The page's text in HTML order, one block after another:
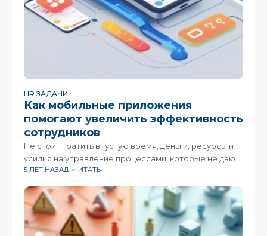
HR ЗАДАЧИ
Как мобильные приложения
помогают увеличить эффективность
сотрудников
Не стоит тратить впустую время, деньги, ресурсы и
усилия на управление процессами, которые не дают
ожидаемого возврата вложений. Вот аспекты,
прибыль и наиболее эффективно использовать
5 ЛЕТ НАЗАД ЧИТАТЬ